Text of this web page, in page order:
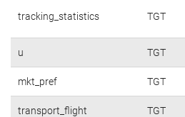
tracking_statistics TGT
u TGT
mkt_pref TGT
transport_flight TGT